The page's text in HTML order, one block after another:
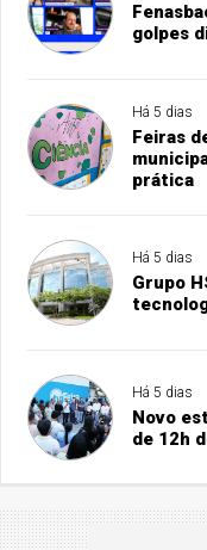
golpes
Há 5 dias
Feiras
prática
Há 5 dias
Grupo
Há 5 dias
Novo
de 12h